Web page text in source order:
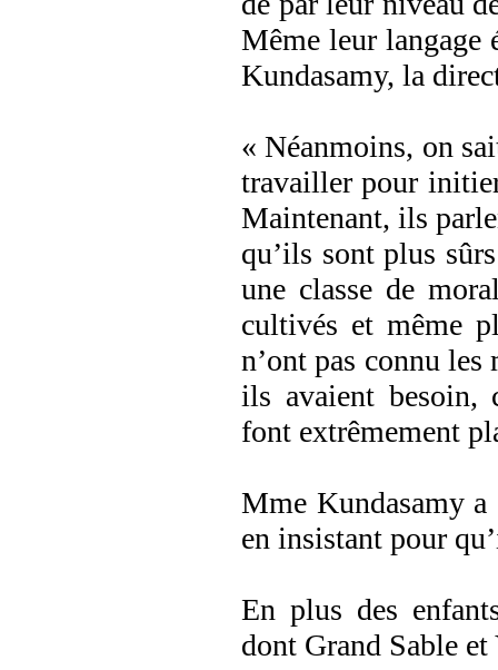
Même leur langage
Kundasamy, la
« Néanmoins, on
travailler pour
Maintenant, ils
qu’ils sont plus
une classe de
cultivés et même
n’ont pas connu
ils avaient besoin,
font extrêmement
Mme Kundasamy a
en insistant pour
En plus des
dont Grand Sable